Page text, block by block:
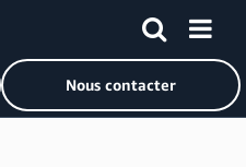
Nous contacter